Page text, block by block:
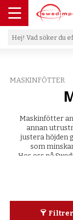
Meny
MASKINFÖTTER
Maskinfötter
annan
justera höjden
som
Hos oss på
lättare och